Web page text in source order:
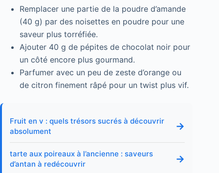
Remplacer une partie de la poudre d’amande
(40 g) par des noisettes en poudre pour une
saveur plus torréfiée.
Ajouter 40 g de pépites de chocolat noir pour
un côté encore plus gourmand.
Parfumer avec un peu de zeste d’orange ou
de citron finement râpé pour un twist plus vif.
Fruit en v : quels trésors sucrés à découvrir
absolument
→
tarte aux poireaux à l’ancienne : saveurs
d’antan à redécouvrir
→